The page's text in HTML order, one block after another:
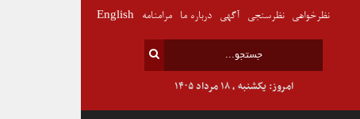
امروز: یکشنبه , ۱۸ مرداد ۱۴۰۵
نظرخواهی نظرسنجی آگهی درباره ما مرامنامه English